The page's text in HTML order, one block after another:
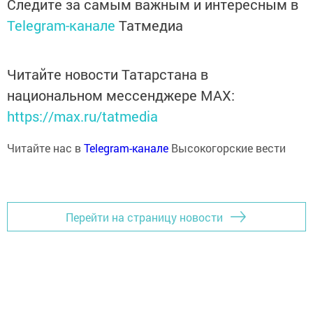
Следите за самым важным и интересным в
Telegram-канале Татмедиа
Читайте новости Татарстана в
национальном мессенджере MАХ:
https://max.ru/tatmedia
Читайте нас вTelegram-канале Высокогорские вести
Перейти на страницу новости